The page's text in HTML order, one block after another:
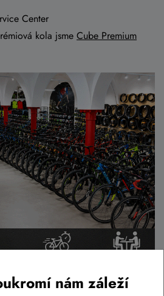
Center
kola jsme Cube Premium
nám záleží